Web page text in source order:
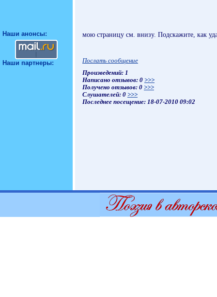
Наши анонсы:
Наши партнеры:
мою страницу см. внизу. Подскажите, как
Послать сообщение
Произведений: 1
Написано отзывов: 0 >>>
Получено отзывов: 0 >>>
Слушателей: 0 >>>
Последнее посещение: 18-07-2010 09:02